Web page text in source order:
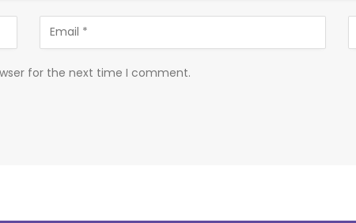
for the next time I comment.